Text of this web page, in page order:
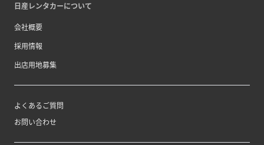
日産レンタカーについて
会社概要
採用情報
出店用地募集
よくあるご質問
お問い合わせ